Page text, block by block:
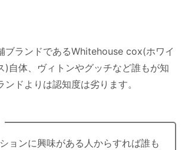
ブランドであるWhitehouse cox(ホワイ
)自体、ヴィトンやグッチなど誰もが知
ンドよりは認知度は劣ります。
ョンに興味がある人からすれば誰も